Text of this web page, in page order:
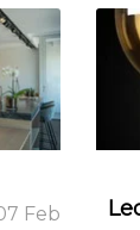
Feb